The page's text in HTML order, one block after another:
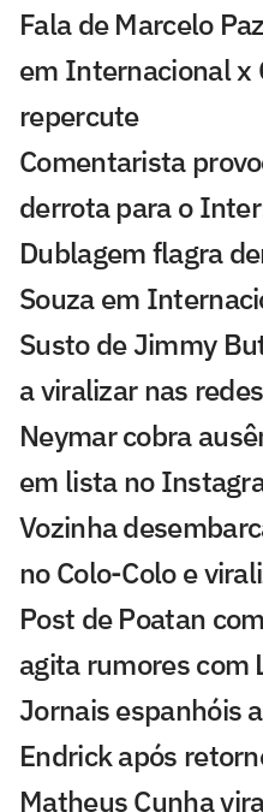
Fala de Marcelo
em Internacional x
repercute
Comentarista
derrota para o
Dublagem flagra
Souza em
Susto de Jimmy
a viralizar nas
Neymar cobra
em lista no
Vozinha
no Colo-Colo e
Post de Poatan
agita rumores com
Jornais espanhóis
Endrick após
Matheus Cunha